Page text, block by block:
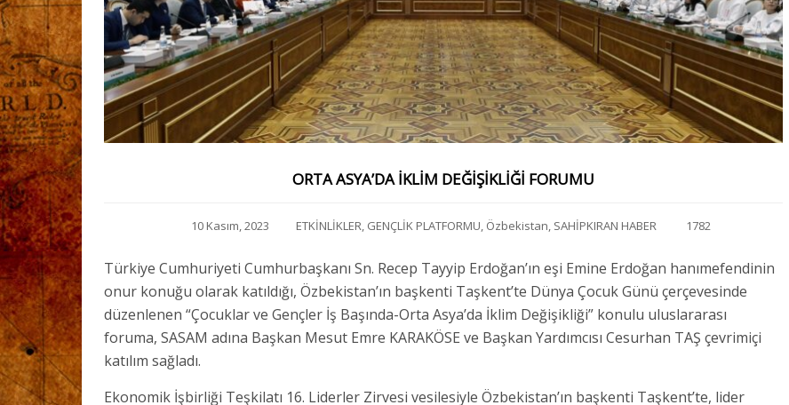
ORTA ASYA’DA İKLIM DEĞIŞIKLIĞI FORUMU
10 Kasım, 2023 ETKİNLİKLER, GENÇLİK PLATFORMU, Özbekistan, SAHİPKIRAN HABER 1782
Türkiye Cumhuriyeti Cumhurbaşkanı Sn. Recep Tayyip Erdoğan’ın eşi Emine Erdoğan hanımefendinin
onur konuğu olarak katıldığı, Özbekistan’ın başkenti Taşkent’te Dünya Çocuk Günü çerçevesinde
düzenlenen “Çocuklar ve Gençler İş Başında-Orta Asya’da İklim Değişikliği” konulu uluslararası
foruma, SASAM adına Başkan Mesut Emre KARAKÖSE ve Başkan Yardımcısı Cesurhan TAŞ çevrimiçi
katılım sağladı.
Ekonomik İşbirliği Teşkilatı 16. Liderler Zirvesi vesilesiyle Özbekistan’ın başkenti Taşkent’te, lider